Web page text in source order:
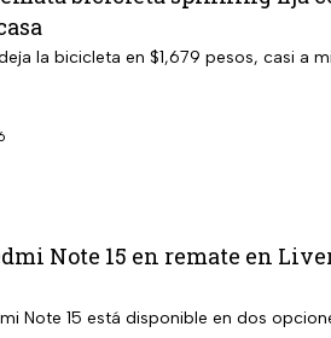
la bicicleta en $1,679 pesos, casi a
Note 15 en remate en
Note 15 está disponible en dos